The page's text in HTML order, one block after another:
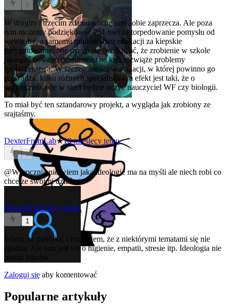
0
W drugim i trzecim zdaniu trochę sam sobie zaprzecza. Ale poza
tym możemy podziękować PSLowi za torpedowanie pomysłu od
wewnątrz, a samemu ministerstwu edukacji za kiepskie
przygotowanie. Nie ma co się oszukiwać, że zrobienie w szkole
jakiegoś nowego przedmiotu na kiju rozwiąże problemy
społeczeństwa. W szczególności w sytuacji, w której powinno go
prowadzić kilku różnych specjalistów, a efekt jest taki, że o
bezpieczeństwie w sieci będzie uczyć nauczyciel WF czy biologii.
To miał być ten sztandarowy projekt, a wygląda jak zrobiony ze
srajtaśmy.
DexterFromLab★10 miesięcy temu
0
@Wyrocznianie wiem jaką ideologie ma na myśli ale niech robi co
chce ze swoimi dziećmi.
Heyto10 miesięcy temu
1
Wiem, że polityka, i rozumiem, że z niektórymi tematami się nie
zgadza. Ale tam jest też o higienie, empatii, stresie itp. Ideologia nie
Zaloguj się aby komentować
Popularne artykuły